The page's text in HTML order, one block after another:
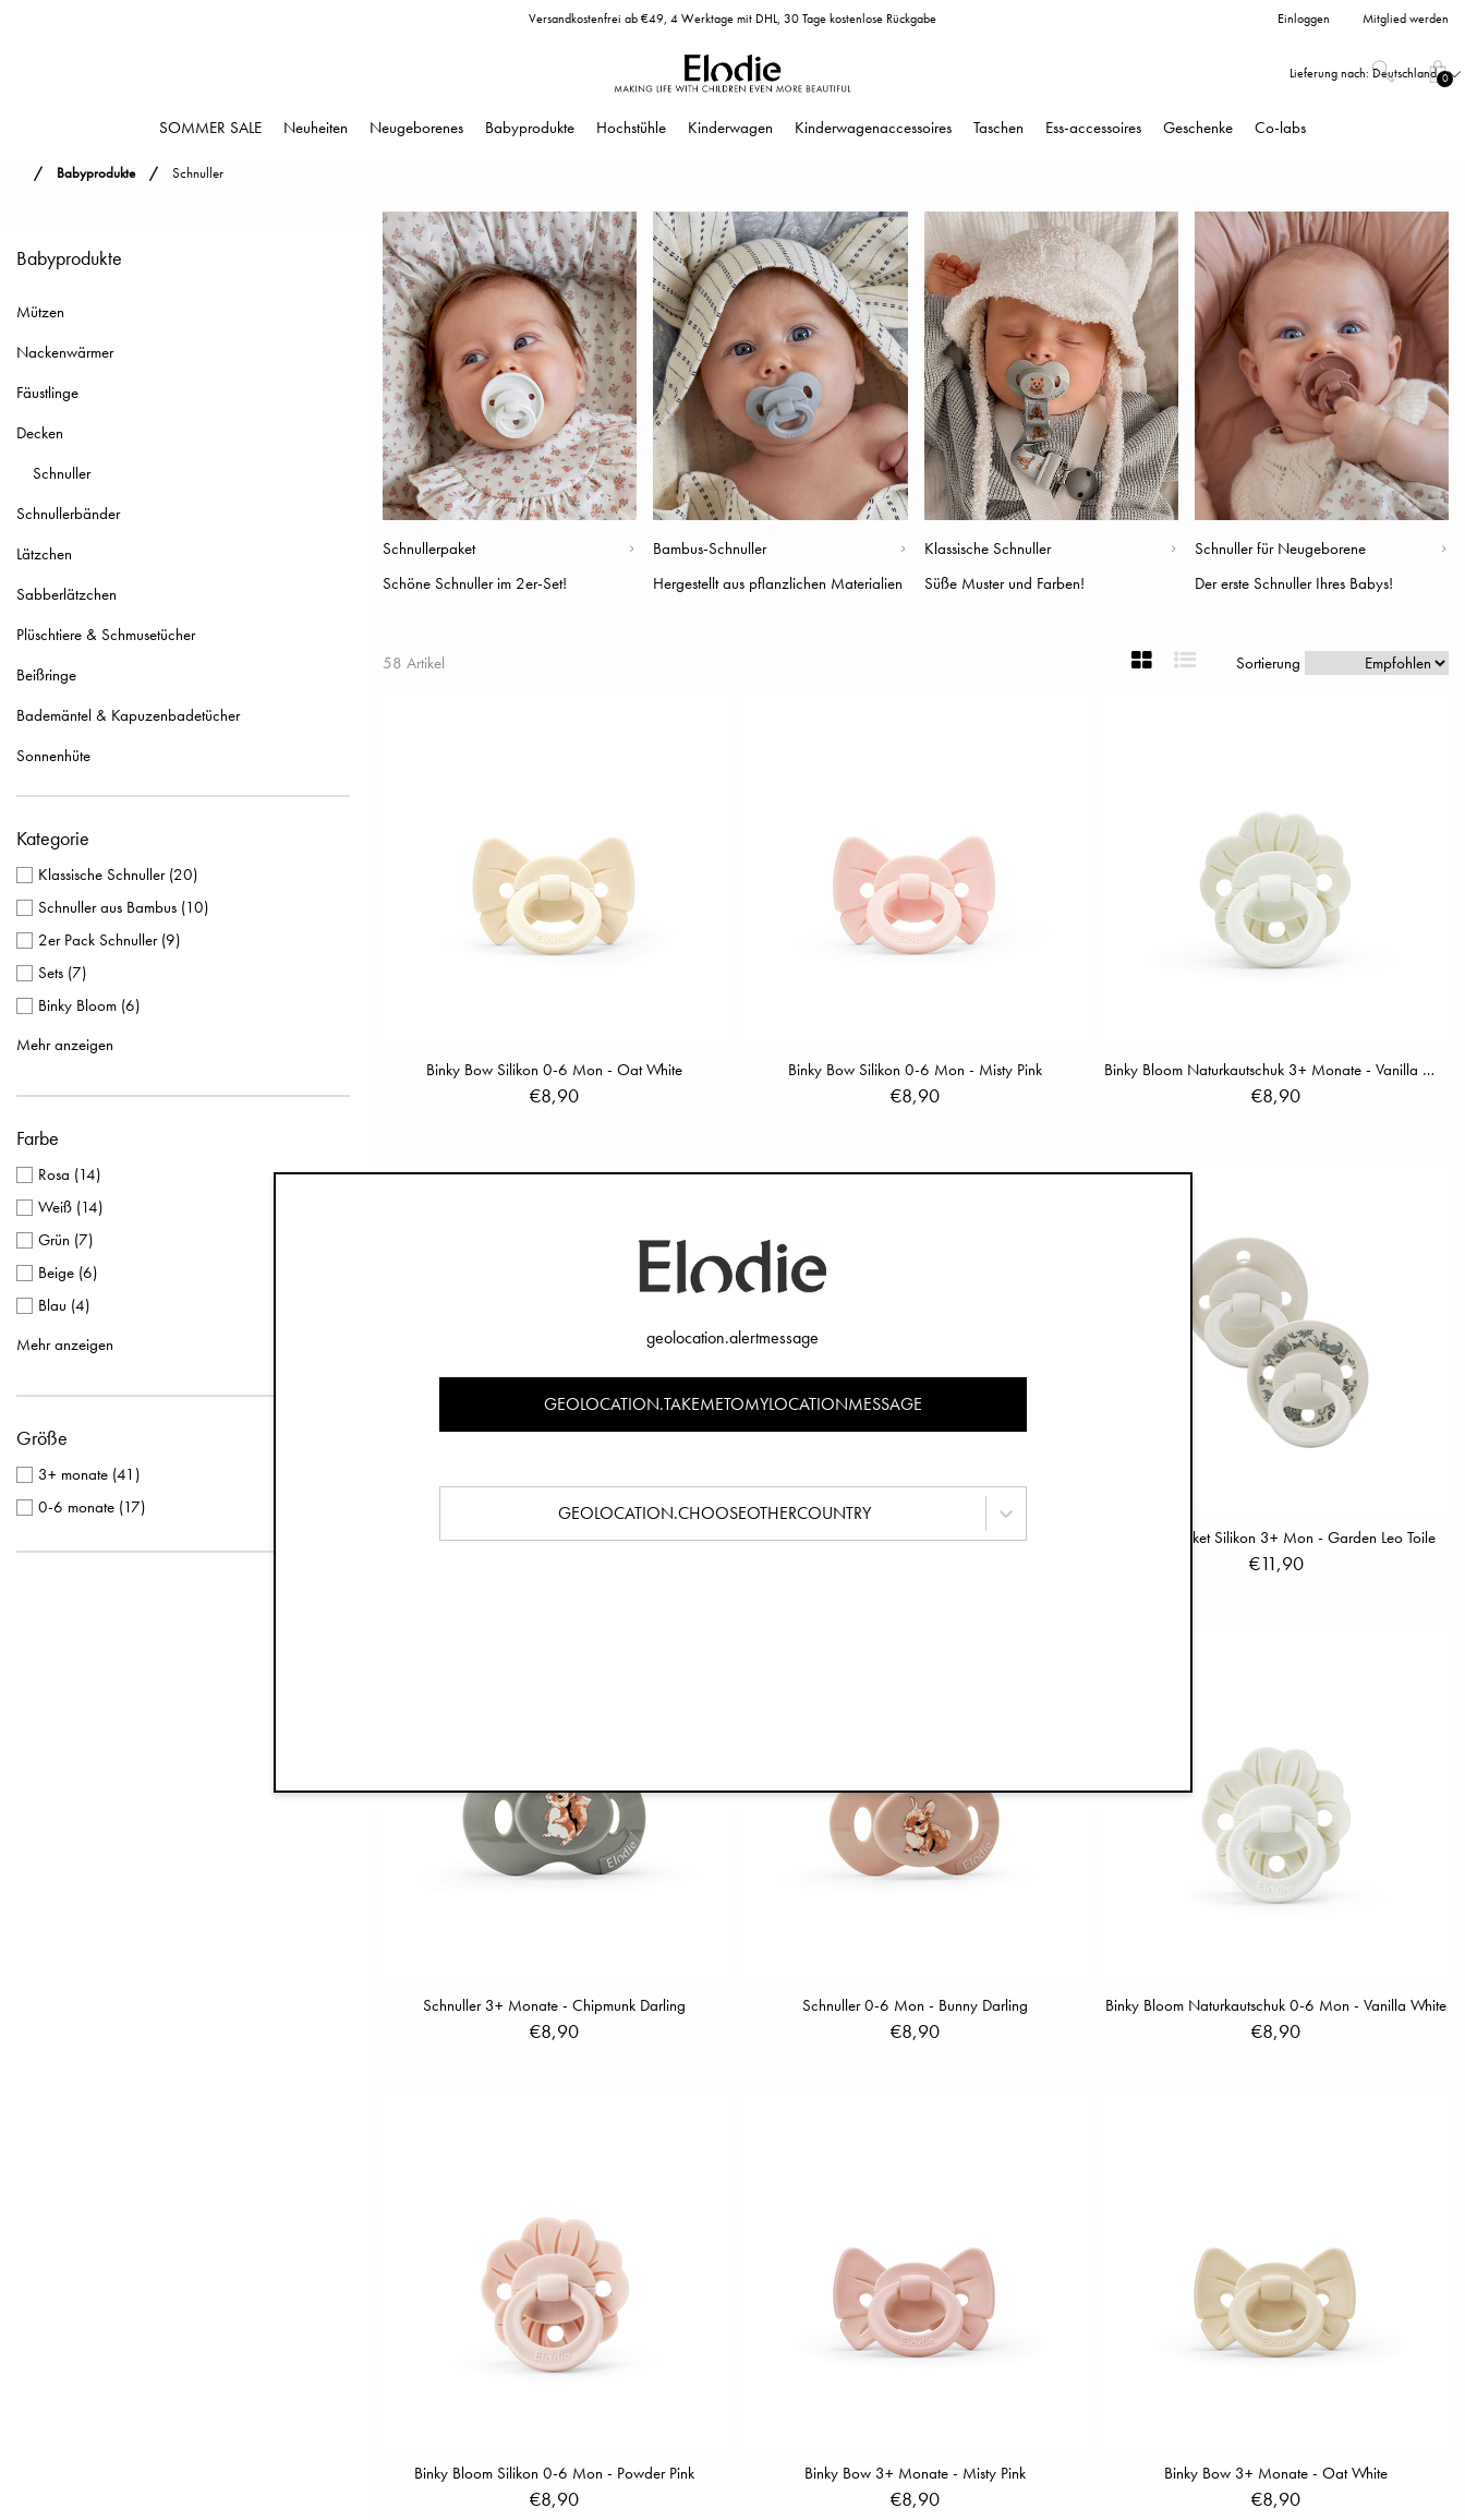
Versandkostenfrei ab €49, 4 Werktage mit DHL, 30 Tage kostenlose Rückgabe Einloggen Mitglied werden
Lieferung nach: Deutschland 0
SOMMER SALE Neuheiten Neugeborenes Babyprodukte Hochstühle Kinderwagen Kinderwagenaccessoires Taschen Ess-accessoires Geschenke Co-labs
Babyprodukte Schnuller
Babyprodukte
Mützen
Nackenwärmer
Fäustlinge
Decken
Schnuller
Schnullerbänder
Lätzchen
Sabberlätzchen
Plüschtiere & Schmusetücher
Beißringe
Bademäntel & Kapuzenbadetücher
Sonnenhüte
Kategorie
Klassische Schnuller(20)
Schnuller aus Bambus (10)
2er Pack Schnuller(9)
Sets (7)
Binky Bloom (6)
Binky Bow(
Binky Bloom Silikon 0-6 Mon(1)
Mehr anzeigen
Farbe
Rosa (14)
Weiß (14)
Grün (7)
Beige (6)
Blau (4)
Braun(3)
Lila(3)
Gelb
Terrakotta( 1)
Türkis(1)
Mehr anzeigen
Größe
3+ monate (41 )
0-6 monate (17)
Schnullerpaket
Schöne Schnuller im 2er-Set!
Bambus-Schnuller
Hergestellt aus pflanzlichen Materialien
Klassische Schnuller
Süße Muster und Farben!
Schnuller für Neugeborene
Der erste Schnuller Ihres Babys!
58 Artikel Sortierung
Binky Bow Silikon 0-6 Mon - Oat White
€8,90
Binky Bow Silikon 0-6 Mon - Misty Pink
€8,90
Binky Bloom Naturkautschuk 3+ Monate - Vanilla White
€8,90
Binky Bloom Naturkautschuk 3+ Monate - Powder Pink Schnullerpaket Silikon 3+ Mon - Candy Stripes Schnullerpaket Silikon 3+ Mon - Garden Leo Toile
€11,90
Schnuller 3+ Monate - Chipmunk Darling
€8,90
Schnuller 0-6 Mon - Bunny Darling
€8,90
Binky Bloom Naturkautschuk 0-6 Mon - Vanilla White
€8,90
Binky Bloom Silikon 0-6 Mon - Powder Pink
€8,90
Binky Bow 3+ Monate - Misty Pink
€8,90
Binky Bow 3+ Monate - Oat White
€8,90
geolocation.alertmessage
GEOLOCATION.TAKEMETOMYLOCATIONMESSAGE
GEOLOCATION.CHOOSEOTHERCOUNTRY